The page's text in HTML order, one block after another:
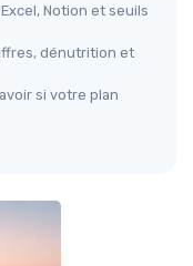
Notion et seuils
dénutrition et
si votre plan